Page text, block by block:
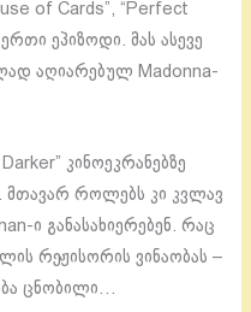
of Cards”, “Perfect
ეპიზოდი. მას ასევე
აღიარებულ Madonna-
კინოეკრანებზე
მთავარ როლებს კი კვლავ
ი განასახიერებენ. რაც
რეჟისორის ვინაობას –
ცნობილი…